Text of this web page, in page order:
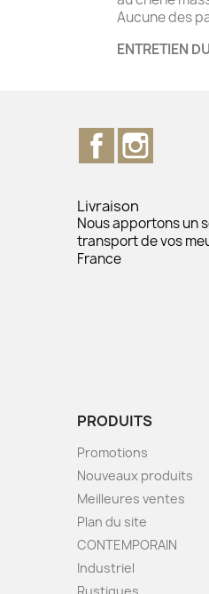
Aucune des
ENTRETIEN
Facebook
Livraison
Nous apportons un
transport de vos
France
PRODUITS
Promotions
Nouveaux produits
Meilleures ventes
Plan du site
CONTEMPORAIN
Industriel